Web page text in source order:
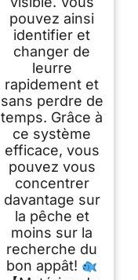
pouvez ainsi
identifier et
changer de
leurre
rapidement et
sans perdre de
temps. Grâce à
ce système
efficace, vous
pouvez vous
concentrer
davantage sur
la pêche et
moins sur la
recherche du
bon appât!